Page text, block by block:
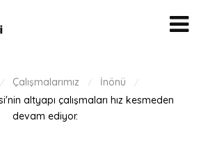
/ Çalışmalarımız / İnönü /
altyapı çalışmaları hız kesmeden
devam ediyor.